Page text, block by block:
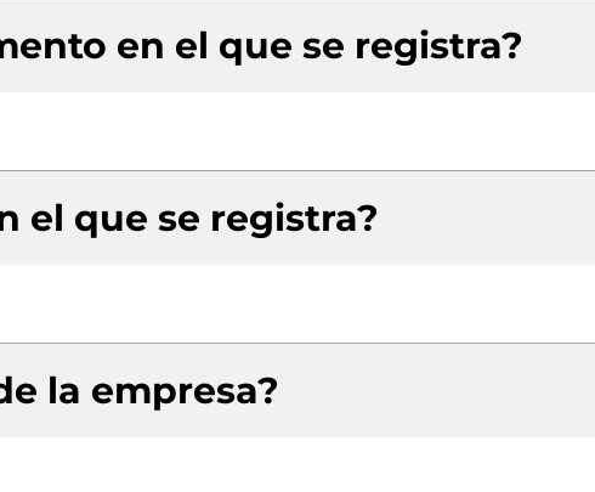
en el que se registra?
el que se registra?
la empresa?